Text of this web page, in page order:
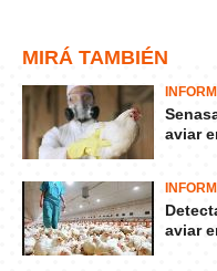
MIRÁ TAMBIÉN
aviar
aviar